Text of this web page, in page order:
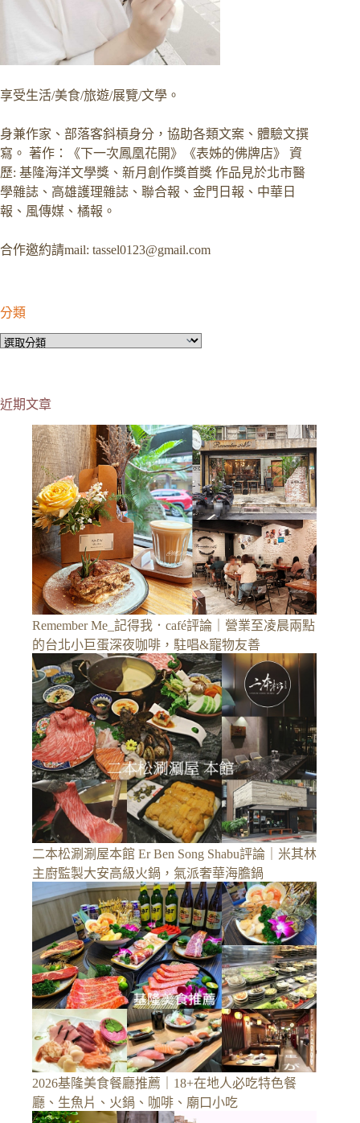
享受生活/美食/旅遊/展覽/文學。
身兼作家、部落客斜槓身分，協助各類文案、體驗文撰
寫。 著作：《下一次鳳凰花開》《表姊的佛牌店》 資
歷: 基隆海洋文學獎、新月創作獎首獎 作品見於北市醫
學雜誌、高雄護理雜誌、聯合報、金門日報、中華日
報、風傳媒、橘報。
合作邀約請mail: tassel0123@gmail.com
分類
分
近期文章
Remember Me_記得我．café評論｜營業至凌晨兩點
的台北小巨蛋深夜咖啡，駐唱&寵物友善
二本松涮涮屋本館 Er Ben Song Shabu評論｜米其林
主廚監製大安高級火鍋，氣派奢華海膽鍋
2026基隆美食餐廳推薦｜18+在地人必吃特色餐
廳、生魚片、火鍋、咖啡、廟口小吃